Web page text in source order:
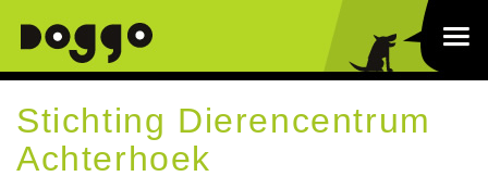
Stichting Dierencentrum
Achterhoek